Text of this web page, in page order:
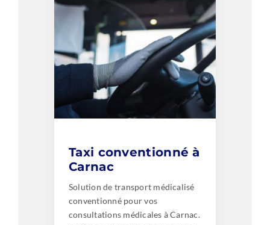
Taxi conventionné à
Carnac
Solution de transport médicalisé
conventionné pour vos
consultations médicales à Carnac.